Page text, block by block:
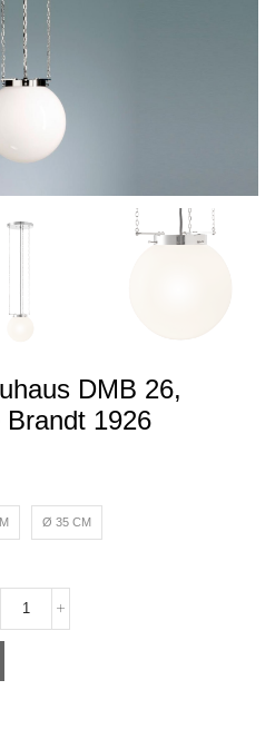
DMB 26,
1926
Ø 35 CM